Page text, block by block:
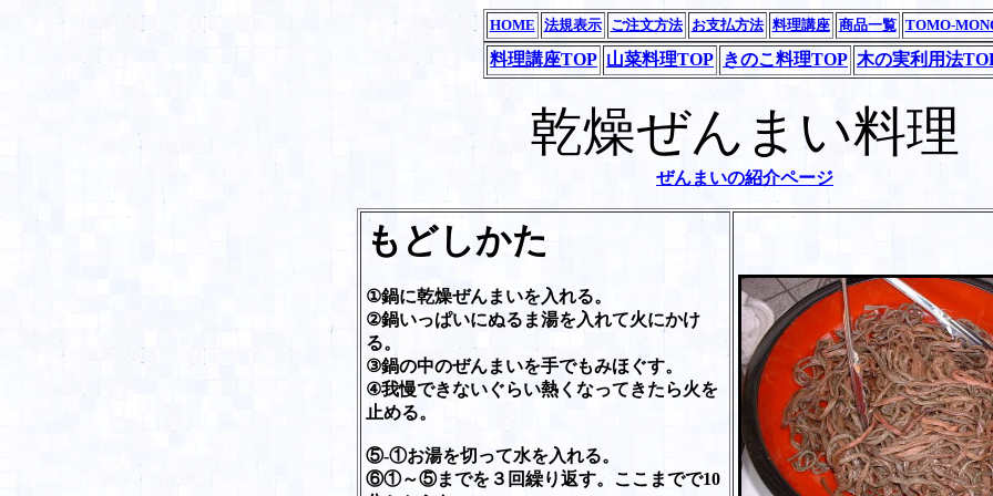
HOME 法規表示 ご注文方法 お支払方法 料理講座 商品一覧 TOMO-
料理講座TOP 山菜料理TOP きのこ料理TOP 木の実利用法
乾燥ぜんまい料理
ぜんまいの紹介ページ
もどしかた
①鍋に乾燥ぜんまいを入れる。
②鍋いっぱいにぬるま湯を入れて火にかけ
る。
③鍋の中のぜんまいを手でもみほぐす。
④我慢できないぐらい熱くなってきたら火を
止める。
⑤-①お湯を切って水を入れる。
⑥①～⑤までを３回繰り返す。ここまでで10